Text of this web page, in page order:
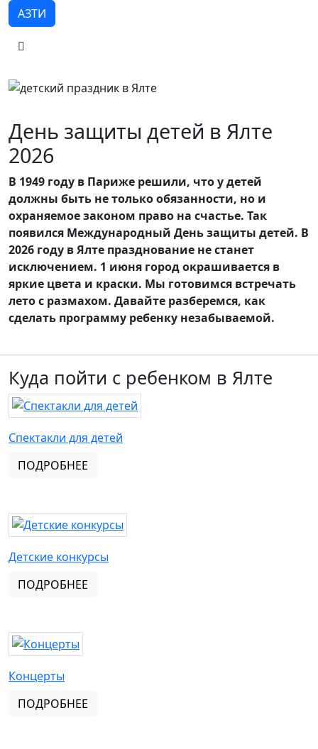
АЗТИ
День защиты детей в Ялте
2026
В 1949 году в Париже решили, что у детей
должны быть не только обязанности, но и
охраняемое законом право на счастье. Так
появился Международный День защиты детей. В
2026 году в Ялте празднование не станет
исключением. 1 июня город окрашивается в
яркие цвета и краски. Мы готовимся встречать
лето с размахом. Давайте разберемся, как
сделать программу ребенку незабываемой.
Куда пойти с ребенком в Ялте
Спектакли для детей
ПОДРОБНЕЕ
Детские конкурсы
ПОДРОБНЕЕ
Концерты
ПОДРОБНЕЕ